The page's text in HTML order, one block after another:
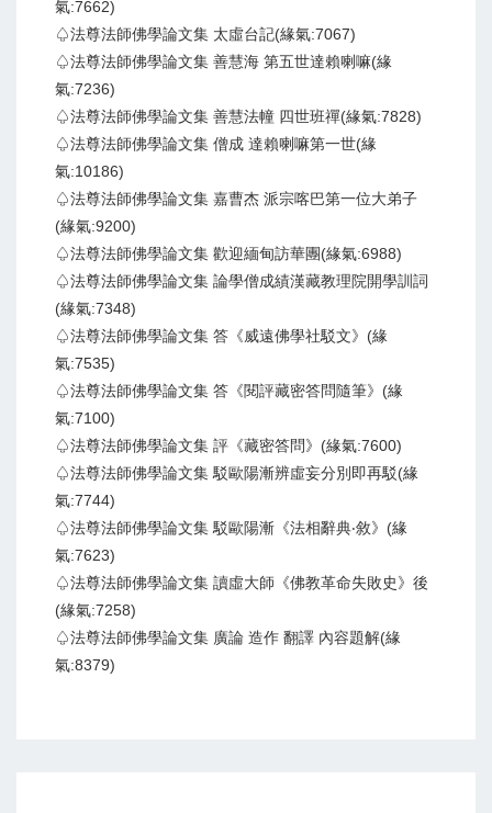
氣:7662)
♤法尊法師佛學論文集 太虛台記(緣氣:7067)
♤法尊法師佛學論文集 善慧海 第五世達賴喇嘛(緣
氣:7236)
♤法尊法師佛學論文集 善慧法幢 四世班禪(緣氣:7828)
♤法尊法師佛學論文集 僧成 達賴喇嘛第一世(緣
氣:10186)
♤法尊法師佛學論文集 嘉曹杰 派宗喀巴第一位大弟子
(緣氣:9200)
♤法尊法師佛學論文集 歡迎緬甸訪華團(緣氣:6988)
♤法尊法師佛學論文集 論學僧成績漢藏教理院開學訓詞
(緣氣:7348)
♤法尊法師佛學論文集 答《威遠佛學社駁文》(緣
氣:7535)
♤法尊法師佛學論文集 答《閱評藏密答問隨筆》(緣
氣:7100)
♤法尊法師佛學論文集 評《藏密答問》(緣氣:7600)
♤法尊法師佛學論文集 駁歐陽漸辨虛妄分別即再駁(緣
氣:7744)
♤法尊法師佛學論文集 駁歐陽漸《法相辭典‧敘》(緣
氣:7623)
♤法尊法師佛學論文集 讀虛大師《佛教革命失敗史》後
(緣氣:7258)
♤法尊法師佛學論文集 廣論 造作 翻譯 內容題解(緣
氣:8379)